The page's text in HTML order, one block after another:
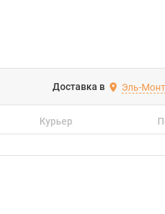
Доставка в Эль-
Курьер